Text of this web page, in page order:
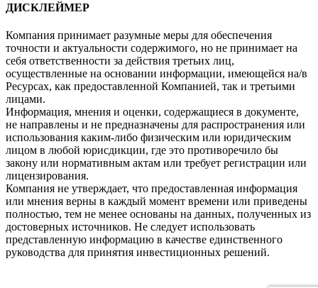
ДИСКЛЕЙМЕР
Компания принимает разумные меры для обеспечения
точности и актуальности содержимого, но не принимает на
себя ответственности за действия третьих лиц,
осуществленные на основании информации, имеющейся на/в
Ресурсах, как предоставленной Компанией, так и третьими
лицами.
Информация, мнения и оценки, содержащиеся в документе,
не направлены и не предназначены для распространения или
использования каким-либо физическим или юридическим
лицом в любой юрисдикции, где это противоречило бы
закону или нормативным актам или требует регистрации или
лицензирования.
Компания не утверждает, что предоставленная информация
или мнения верны в каждый момент времени или приведены
полностью, тем не менее основаны на данных, полученных из
достоверных источников. Не следует использовать
представленную информацию в качестве единственного
руководства для принятия инвестиционных решений.